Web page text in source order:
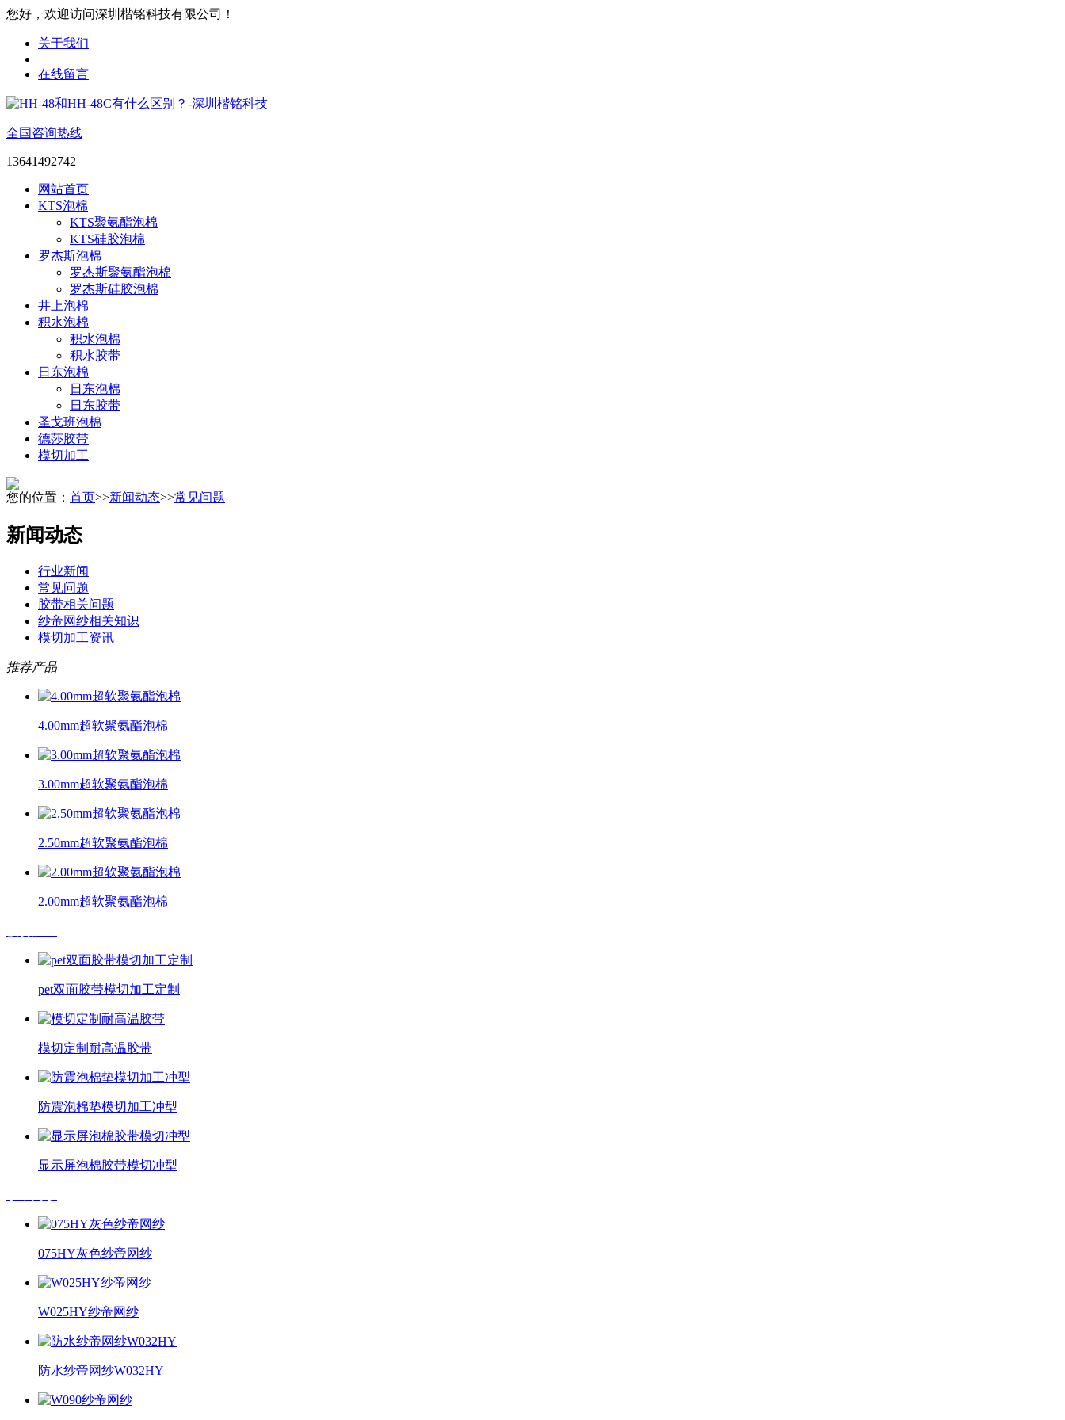
您好，欢迎访问深圳楷铭科技有限公司！
关于我们
在线留言
全国咨询热线
13641492742
网站首页
KTS泡棉
KTS聚氨酯泡棉
KTS硅胶泡棉
罗杰斯泡棉
罗杰斯聚氨酯泡棉
罗杰斯硅胶泡棉
井上泡棉
积水泡棉
积水泡棉
积水胶带
日东泡棉
日东泡棉
日东胶带
圣戈班泡棉
德莎胶带
模切加工
您的位置： 首页>>新闻动态>>常见问题
新闻动态
行业新闻
常见问题
胶带相关问题
纱帝网纱相关知识
模切加工资讯
推荐产品
4.00mm超软聚氨酯泡棉
3.00mm超软聚氨酯泡棉
2.50mm超软聚氨酯泡棉
2.00mm超软聚氨酯泡棉
pet双面胶带模切加工定制
模切定制耐高温胶带
防震泡棉垫模切加工冲型
显示屏泡棉胶带模切冲型
075HY灰色纱帝网纱
W025HY纱帝网纱
防水纱帝网纱W032HY